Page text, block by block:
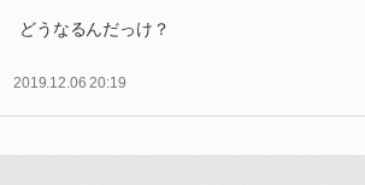
どうなるんだっけ？
2019.12.06 20:19